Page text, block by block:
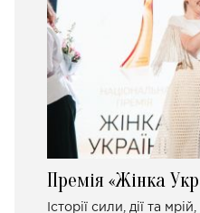
Премія «Жінка
Історії сили, дії та